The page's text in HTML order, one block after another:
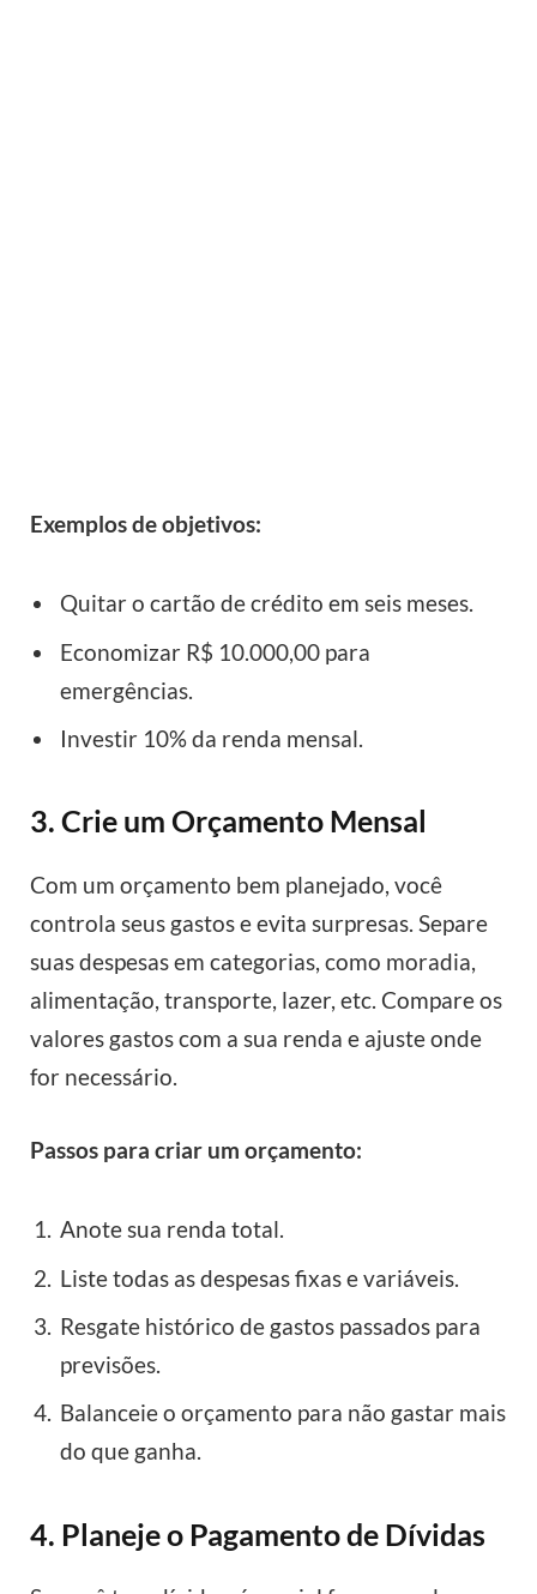
Exemplos de objetivos:
Quitar o cartão de crédito em seis meses.
Economizar R$ 10.000,00 para
emergências.
Investir 10% da renda mensal.
3. Crie um Orçamento Mensal
Com um orçamento bem planejado, você
controla seus gastos e evita surpresas. Separe
suas despesas em categorias, como moradia,
alimentação, transporte, lazer, etc. Compare os
valores gastos com a sua renda e ajuste onde
for necessário.
Passos para criar um orçamento:
Anote sua renda total.
Liste todas as despesas fixas e variáveis.
Resgate histórico de gastos passados para
previsões.
Balanceie o orçamento para não gastar mais
do que ganha.
4. Planeje o Pagamento de Dívidas